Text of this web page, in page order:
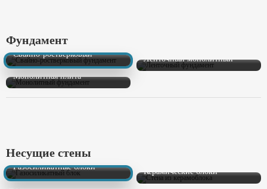
Фундамент
Свайно-ростверковый
Ленточный монолитный
Монолитная плита
Несущие стены
Газосиликатные блоки
Керамические блоки